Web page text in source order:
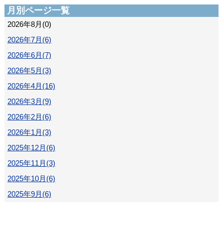
月別ページ一覧
2026年8月(0)
2026年7月(6)
2026年6月(7)
2026年5月(3)
2026年4月(16)
2026年3月(9)
2026年2月(6)
2026年1月(3)
2025年12月(6)
2025年11月(3)
2025年10月(6)
2025年9月(6)